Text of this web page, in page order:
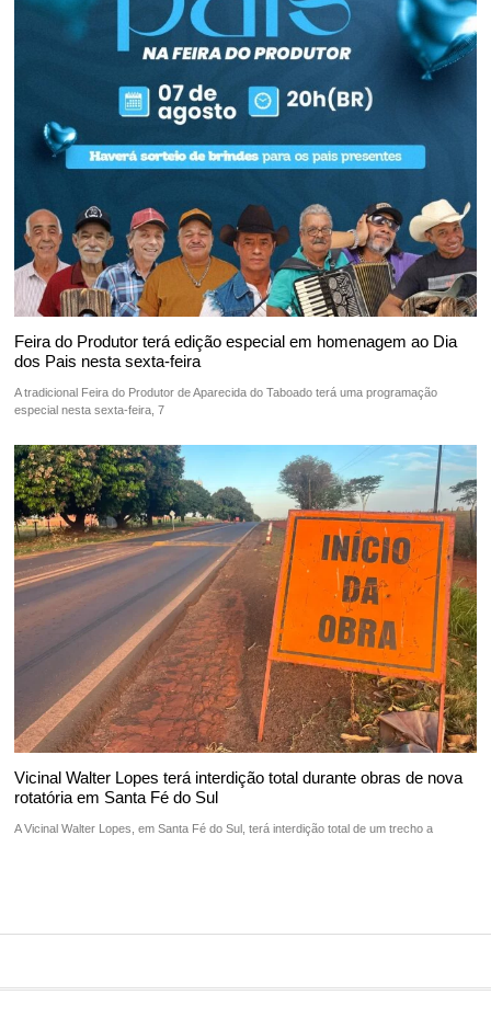
Feira do Produtor terá edição especial em homenagem ao Dia
dos Pais nesta sexta-feira
A tradicional Feira do Produtor de Aparecida do Taboado terá uma programação
especial nesta sexta-feira, 7
Vicinal Walter Lopes terá interdição total durante obras de nova
rotatória em Santa Fé do Sul
A Vicinal Walter Lopes, em Santa Fé do Sul, terá interdição total de um trecho a